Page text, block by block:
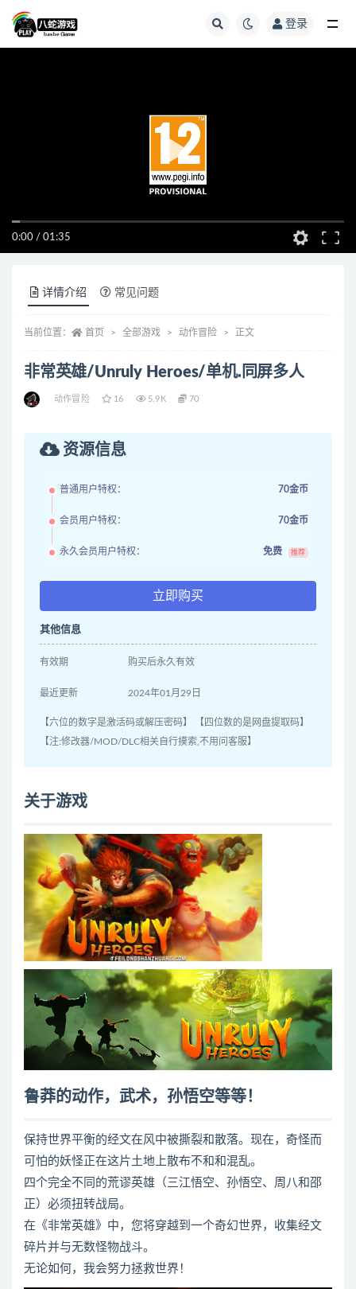
登录
0:00 / 01:35
详情介绍 常见问题
当前位置： 首页 全部游戏 动作冒险 正文
非常英雄/Unruly Heroes/单机.同屏多人
动作冒险 16 5.9K 70
资源信息
普通用户特权： 70金币
会员用户特权： 70金币
永久会员用户特权： 免费 推荐
立即购买
其他信息
有效期 购买后永久有效
最近更新 2024年01月29日
【六位的数字是激活码或解压密码】 【四位数的是网盘提取码】
【注:修改器/MOD/DLC相关自行摸索,不用问客服】
关于游戏
鲁莽的动作，武术，孙悟空等等！
保持世界平衡的经文在风中被撕裂和散落。现在，奇怪而
可怕的妖怪正在这片土地上散布不和和混乱。
四个完全不同的荒谬英雄（三江悟空、孙悟空、周八和邵
正）必须扭转战局。
在《非常英雄》中，您将穿越到一个奇幻世界，收集经文
碎片并与无数怪物战斗。
无论如何，我会努力拯救世界！